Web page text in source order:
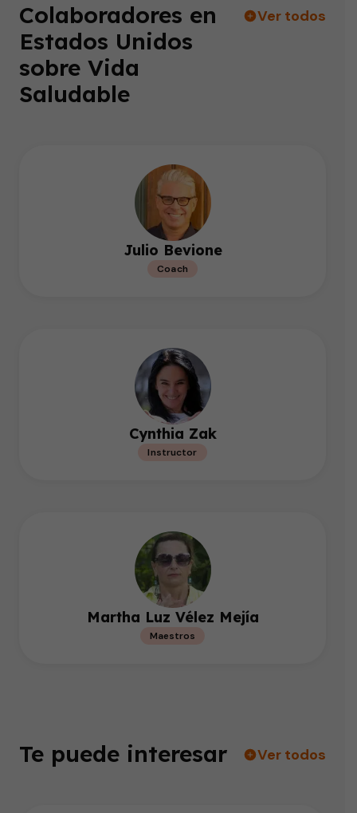
Colaboradores en
Estados Unidos
sobre Vida
Saludable
Ver todos
Julio Bevione
Coach
Cynthia Zak
Instructor
Martha Luz Vélez Mejía
Maestros
Te puede interesar Ver todos